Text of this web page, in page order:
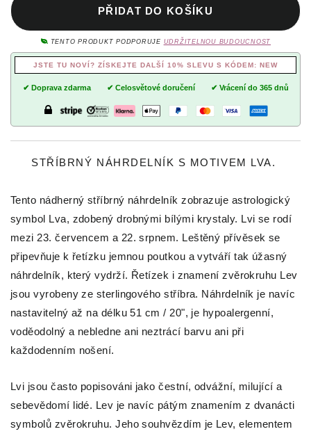
PŘIDAT DO KOŠÍKU
TENTO PRODUKT PODPORUJE UDRŽITELNOU BUDOUCNOST
JSTE TU NOVÍ? ZÍSKEJTE DALŠÍ 10% SLEVU S KÓDEM: NEW
✔ Doprava zdarma ✔ Celosvětové doručení ✔ Vrácení do 365 dnů
STŘÍBRNÝ NÁHRDELNÍK S MOTIVEM LVA.
Tento nádherný stříbrný náhrdelník zobrazuje astrologický
symbol Lva, zdobený drobnými bílými krystaly. Lvi se rodí
mezi 23. červencem a 22. srpnem. Leštěný přívěsek se
připevňuje k řetízku jemnou poutkou a vytváří tak úžasný
náhrdelník, který vydrží. Řetízek i znamení zvěrokruhu Lev
jsou vyrobeny ze sterlingového stříbra. Náhrdelník je navíc
nastavitelný až na délku 51 cm / 20", je hypoalergenní,
voděodolný a nebledne ani neztrácí barvu ani při
každodenním nošení.
Lvi jsou často popisováni jako čestní, odvážní, milující a
sebevědomí lidé. Lev je navíc pátým znamením z dvanácti
symbolů zvěrokruhu. Jeho souhvězdím je Lev, elementem